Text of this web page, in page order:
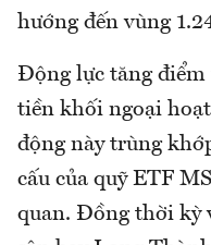
hướng đến vùng
Động lực tăng
tiền khối ngoại
động này trùng
cấu của quỹ ETF
quan. Đồng thời kỳ